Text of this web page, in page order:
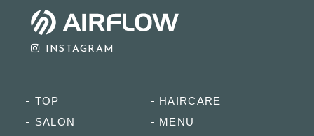
INSTAGRAM
TOP
HAIRCARE
SALON
MENU